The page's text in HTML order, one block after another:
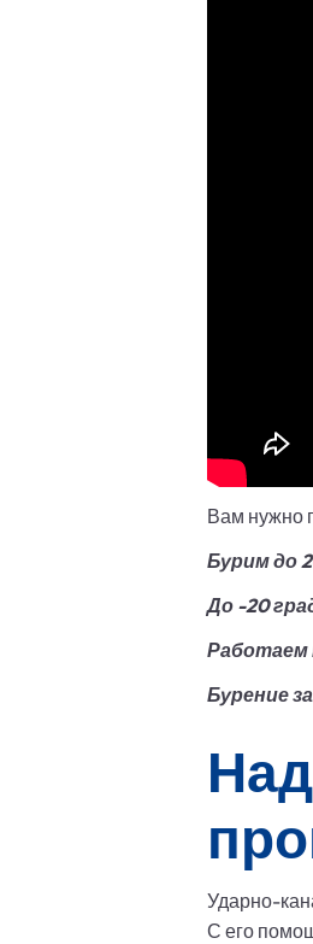
Вам нужно
Бурим до
До -20
Работаем
Бурение
Ударно-
С его